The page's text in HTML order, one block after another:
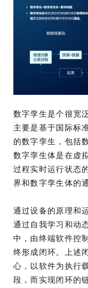
数字孪生是个很宽
主要是基于国际标
的数字孪生，包括
数字孪生体是在虚
过程实时运行状态
界和数字孪生体的
通过设备的原理和
通过自我学习和动
中，由终端软件控
终形成闭环。上述
心，以软件为执行
段，而实现闭环的